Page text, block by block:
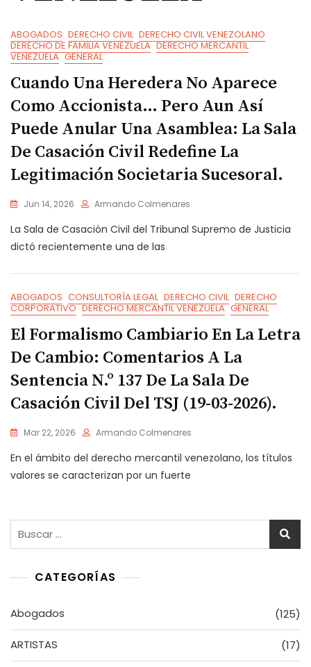
ABOGADOS DERECHO CIVIL DERECHO CIVIL VENEZOLANO
DERECHO DE FAMILIA VENEZUELA DERECHO MERCANTIL
VENEZUELA GENERAL
Cuando Una Heredera No Aparece
Como Accionista… Pero Aun Así
Puede Anular Una Asamblea: La Sala
De Casación Civil Redefine La
Legitimación Societaria Sucesoral.
Jun 14, 2026 Armando Colmenares
La Sala de Casación Civil del Tribunal Supremo de Justicia
dictó recientemente una de las
ABOGADOS CONSULTORÍA LEGAL DERECHO CIVIL DERECHO
CORPORATIVO DERECHO MERCANTIL VENEZUELA GENERAL
El Formalismo Cambiario En La Letra
De Cambio: Comentarios A La
Sentencia N.º 137 De La Sala De
Casación Civil Del TSJ (19-03-2026).
Mar 22, 2026 Armando Colmenares
En el ámbito del derecho mercantil venezolano, los títulos
valores se caracterizan por un fuerte
CATEGORÍAS
Abogados (125)
ARTISTAS (17)